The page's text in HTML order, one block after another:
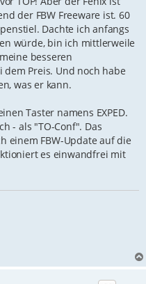
der FBW Freeware ist. 60
Dachte ich anfangs
würde, bin ich mittlerweile
besseren
Preis. Und noch habe
was er kann.
Taster namens EXPED.
- als "TO-Conf". Das
einem FBW-Update auf die
es einwandfrei mit